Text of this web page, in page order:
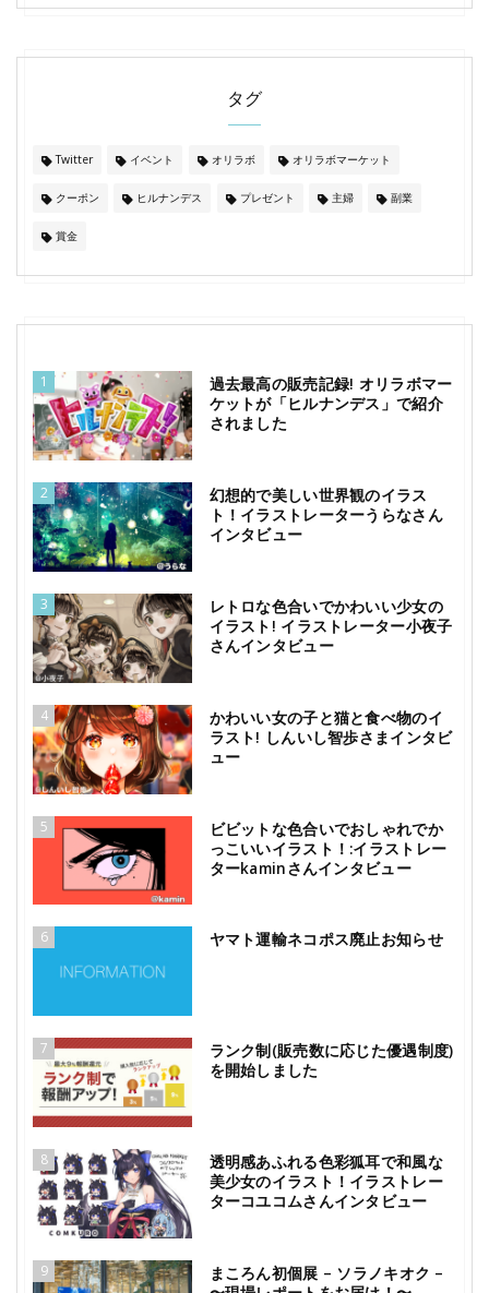
タグ
Twitter イベント オリラボ オリラボマーケット
クーポン ヒルナンデス プレゼント 主婦 副業
賞金
1
過去最高の販売記録! オリラボマー
ケットが「ヒルナンデス」で紹介
されました
2
幻想的で美しい世界観のイラス
ト！イラストレーターうらなさん
インタビュー
3
レトロな色合いでかわいい少女の
イラスト! イラストレーター小夜子
さんインタビュー
4
かわいい女の子と猫と食べ物のイ
ラスト! しんいし智歩さまインタビ
ュー
5
ビビットな色合いでおしゃれでか
っこいいイラスト！:イラストレー
ターkaminさんインタビュー
6 ヤマト運輸ネコポス廃止お知らせ
7
ランク制(販売数に応じた優遇制度)
を開始しました
8
透明感あふれる色彩狐耳で和風な
美少女のイラスト！イラストレー
ターコユコムさんインタビュー
9
まころん初個展 – ソラノキオク –